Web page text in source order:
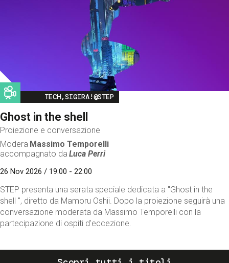
Image
TECH,SIGIRA!@STEP
Ghost in the shell
Proiezione e conversazione
Modera Massimo Temporelli
accompagnato da Luca Perri
26 Nov 2026 / 19:00 - 22:00
STEP presenta una serata speciale dedicata a "Ghost in the
shell ", diretto da Mamoru Oshii. Dopo la proiezione seguirà una
conversazione moderata da Massimo Temporelli con la
partecipazione di ospiti d'eccezione.